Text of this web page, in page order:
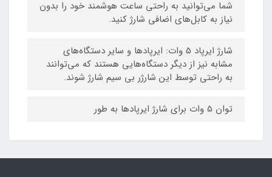
شما می‌توانید به راحتی ساعت هوشمند خود را بدون
نیاز به کابل‌های اضافی شارژ کنید.
شارژ ایرپاد 5 وات: ایرپادها و سایر دستگاه‌های
مشابه نیز از دیگر دستگاه‌هایی هستند که می‌توانند
به راحتی توسط این شارژر بی سیم شارژ شوند.
توان 5 وات برای شارژ ایرپادها به طور